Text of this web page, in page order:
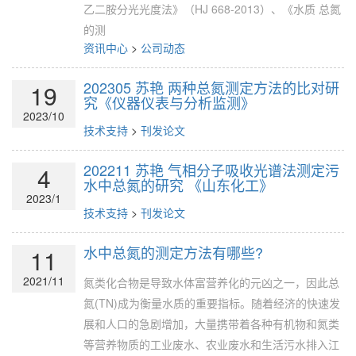
乙二胺分光光度法》（HJ 668-2013）、《水质 总氮
的测
资讯中心 > 公司动态
19
2023/10
202305 苏艳 两种总氮测定方法的比对研
究《仪器仪表与分析监测》
技术支持 > 刊发论文
4
2023/1
202211 苏艳 气相分子吸收光谱法测定污
水中总氮的研究 《山东化工》
技术支持 > 刊发论文
11
2021/11
水中总氮的测定方法有哪些?
氮类化合物是导致水体富营养化的元凶之一，因此总
氮(TN)成为衡量水质的重要指标。随着经济的快速发
展和人口的急剧增加，大量携带着各种有机物和氮类
等营养物质的工业废水、农业废水和生活污水排入江